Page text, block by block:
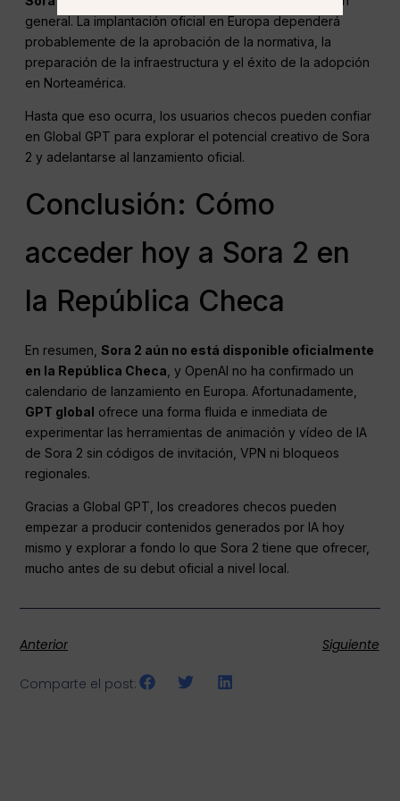
general. La implantación oficial en Europa dependerá
probablemente de la aprobación de la normativa, la
preparación de la infraestructura y el éxito de la adopción
en Norteamérica.
Hasta que eso ocurra, los usuarios checos pueden confiar
en Global GPT para explorar el potencial creativo de Sora
2 y adelantarse al lanzamiento oficial.
Conclusión: Cómo
acceder hoy a Sora 2 en
la República Checa
En resumen,Sora 2 aún no está disponible oficialmente
en la República Checa , y OpenAI no ha confirmado un
calendario de lanzamiento en Europa. Afortunadamente,
GPT global ofrece una forma fluida e inmediata de
experimentar las herramientas de animación y vídeo de IA
de Sora 2 sin códigos de invitación, VPN ni bloqueos
regionales.
Gracias a Global GPT, los creadores checos pueden
empezar a producir contenidos generados por IA hoy
mismo y explorar a fondo lo que Sora 2 tiene que ofrecer,
mucho antes de su debut oficial a nivel local.
Anterior Siguiente
Comparte el post: